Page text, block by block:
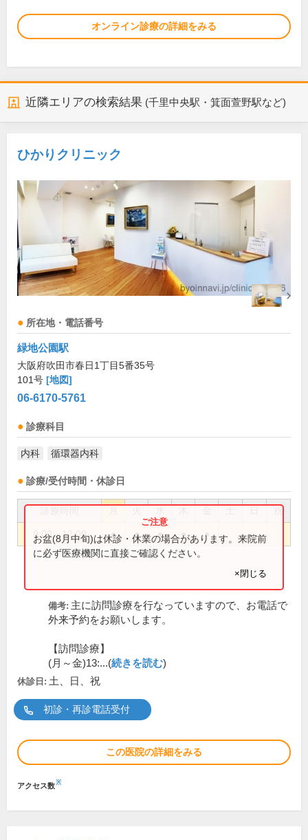
オンライン診療の詳細をみる
近隣エリアの検索結果 (千里中央駅・箕面萱野駅など)
ひかりクリニック
所在地・電話番号
緑地公園駅
大阪府吹田市春日1丁目5番35号
101号 [地図]
06-6170-5761
診療科目
内科 循環器内科
診療/受付時間・休診日
祝
9:00～12:00 ● ● ● ● ●
お盆(8月中旬)は休診・休業の場合があります。来院前
に必ず医療機関に直接ご確認ください。
×閉じる
備考: 主に訪問診療を行なっていますので、お電話で
外来予約をお願いします。
【訪問診療】
(月～金)13:...(続きを読む)
休診日: 土、日、祝
初診・再診電話受付
この医院の詳細をみる
アクセス数※